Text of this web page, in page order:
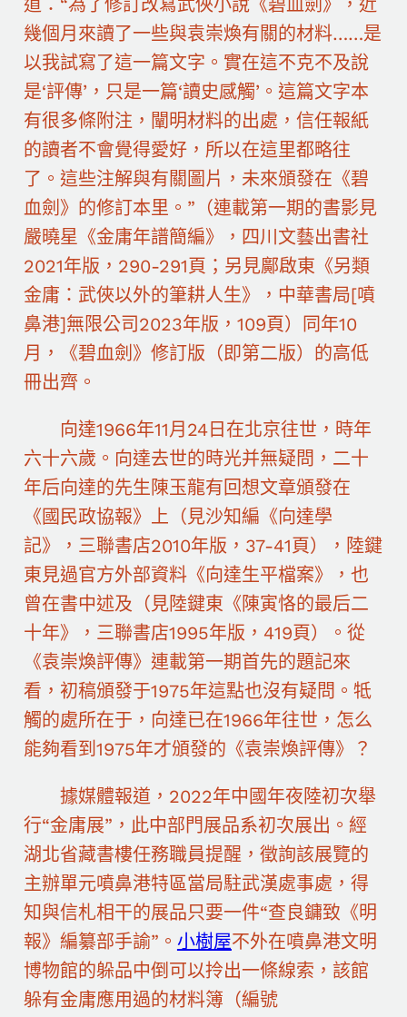
幾個月來讀了一些與袁崇煥有關的材料……是
以我試寫了這一篇文字。實在這不克不及說
是‘評傳’，只是一篇‘讀史感觸’。這篇文字本
有很多條附注，闡明材料的出處，信任報紙
的讀者不會覺得愛好，所以在這里都略往
了。這些注解與有關圖片，未來頒發在《碧
血劍》的修訂本里。”（連載第一期的書影見
嚴曉星《金庸年譜簡編》，四川文藝出書社
2021年版，290-291頁；另見鄺啟東《另類
金庸：武俠以外的筆耕人生》，中華書局[噴
鼻港]無限公司2023年版，109頁）同年10
月，《碧血劍》修訂版（即第二版）的高低
冊出齊。
向達1966年11月24日在北京往世，時年
六十六歲。向達去世的時光并無疑問，二十
年后向達的先生陳玉龍有回想文章頒發在
《國民政協報》上（見沙知編《向達學
記》，三聯書店2010年版，37-41頁），陸鍵
東見過官方外部資料《向達生平檔案》，也
曾在書中述及（見陸鍵東《陳寅恪的最后二
十年》，三聯書店1995年版，419頁）。從
《袁崇煥評傳》連載第一期首先的題記來
看，初稿頒發于1975年這點也沒有疑問。牴
觸的處所在于，向達已在1966年往世，怎么
能夠看到1975年才頒發的《袁崇煥評傳》？
據媒體報道，2022年中國年夜陸初次舉
行“金庸展”，此中部門展品系初次展出。經
湖北省藏書樓任務職員提醒，徵詢該展覽的
主辦單元噴鼻港特區當局駐武漢處事處，得
知與信札相干的展品只要一件“查良鏞致《明
報》編纂部手諭”。 小樹屋不外在噴鼻港文明
博物館的躲品中倒可以拎出一條線索，該館
躲有金庸應用過的材料簿（編號